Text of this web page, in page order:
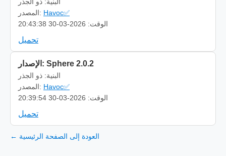
المصدر: Havoc✅
الوقت: 2026-03-30 20:43:38
تحميل
الإصدار: Sphere 2.0.2
البنية: ذو الجذر
المصدر: Havoc✅
الوقت: 2026-03-30 20:39:54
تحميل
← العودة إلى الصفحة الرئيسية